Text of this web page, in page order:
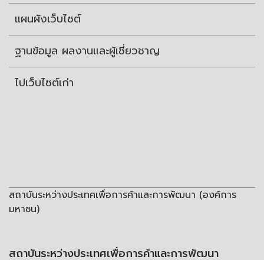
แผนผังเว็บไซต์
ฐานข้อมูล ผลงานและผู้เชี่ยวชาญ
ไปเว็บไซต์เก่า
สถาบันระหว่างประเทศเพื่อการค้าและการพัฒนา (องค์การ
มหาชน)
สถาบันระหว่างประเทศเพื่อการค้าและการพัฒนา